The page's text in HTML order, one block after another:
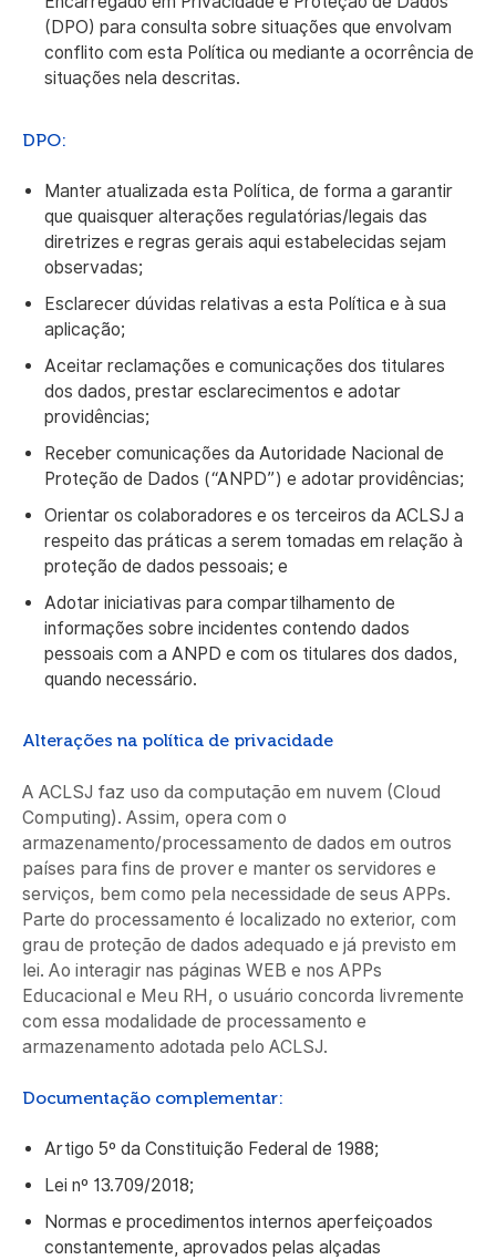
(DPO) para consulta sobre situações que envolvam
conflito com esta Política ou mediante a ocorrência de
situações nela descritas.
DPO:
Manter atualizada esta Política, de forma a garantir
que quaisquer alterações regulatórias/legais das
diretrizes e regras gerais aqui estabelecidas sejam
observadas;
Esclarecer dúvidas relativas a esta Política e à sua
aplicação;
Aceitar reclamações e comunicações dos titulares
dos dados, prestar esclarecimentos e adotar
providências;
Receber comunicações da Autoridade Nacional de
Proteção de Dados (“ANPD”) e adotar providências;
Orientar os colaboradores e os terceiros da ACLSJ a
respeito das práticas a serem tomadas em relação à
proteção de dados pessoais; e
Adotar iniciativas para compartilhamento de
informações sobre incidentes contendo dados
pessoais com a ANPD e com os titulares dos dados,
quando necessário.
Alterações na política de privacidade
A ACLSJ faz uso da computação em nuvem (Cloud
Computing). Assim, opera com o
armazenamento/processamento de dados em outros
países para fins de prover e manter os servidores e
serviços, bem como pela necessidade de seus APPs.
Parte do processamento é localizado no exterior, com
grau de proteção de dados adequado e já previsto em
lei. Ao interagir nas páginas WEB e nos APPs
Educacional e Meu RH, o usuário concorda livremente
com essa modalidade de processamento e
armazenamento adotada pelo ACLSJ.
Documentação complementar:
Artigo 5º da Constituição Federal de 1988;
Lei nº 13.709/2018;
Normas e procedimentos internos aperfeiçoados
constantemente, aprovados pelas alçadas